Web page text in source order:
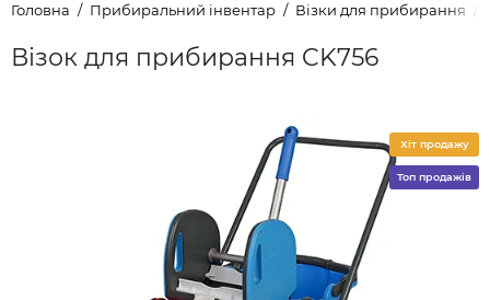
Головна Прибиральний інвентар Візки для прибирання
Візок для прибирання CK756
Хіт продажу
Топ продажів